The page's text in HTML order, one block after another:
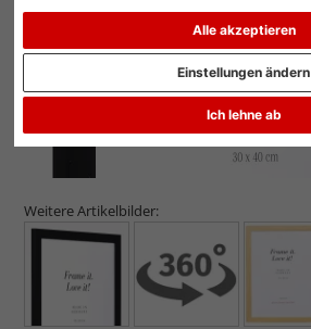
Alle akzeptieren
Ich lehne ab
Einstellungen ändern
Weitere Artikelbilder: